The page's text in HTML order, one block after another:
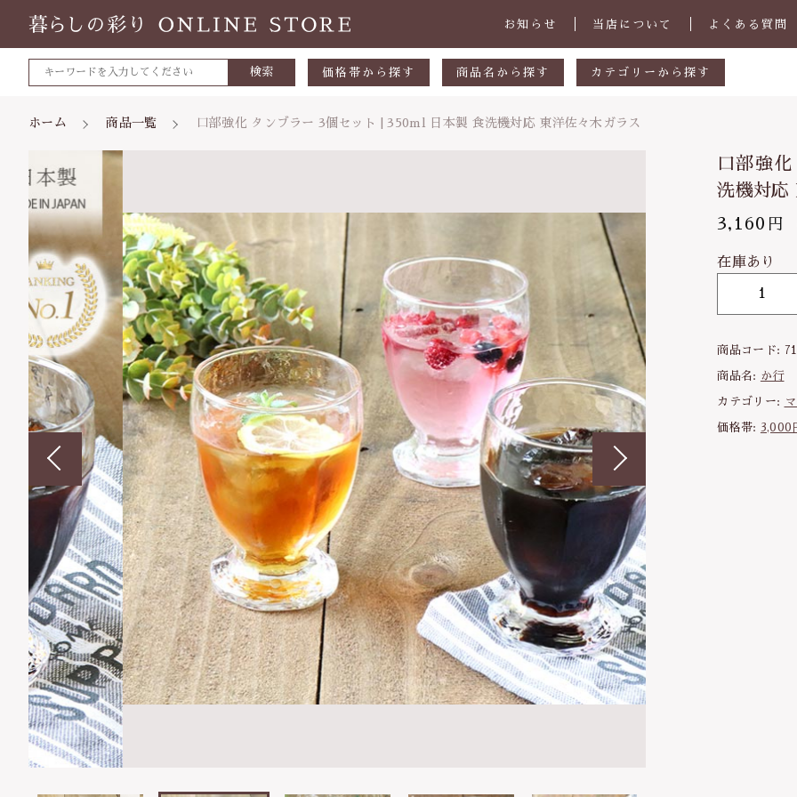
お知らせ 当店について よくある質問
検索 価格帯から探す
～500円
1,000～2,000円
2,000～3,000円
3,000円～
5000円～
8000円～
商品名から探す
あ行
な行
は行
ま行
や行
ら行
わ行
カテゴリーから探す
マグカップ・スープカップ
大皿・盛皿・カレーパスタ皿
ボウル・鉢
茶碗・丼
ランチプレート
急須・ポット・コーヒー関連
カトラリー
子ども食器（すくい易いシリー
調理道具・卓上小物
保存容器・弁当箱
耐熱陶器
インテリア・花瓶
kobanaシリーズ
ぽっぷシリーズ
ホーム 商品一覧 口部強化 タンブラー 3個セット | 350ml 日本製 食洗機対応 東洋佐々木ガラス
口部強
洗機対応
3,160 円
在庫あり
部
化
タ
ン
ブ
商品コード:
商品名: か行
カテゴリー:
価格帯: 3,000
カートに商品を追加しました
口部強化 タンブラー 3個セット | 350ml 日本製 食洗機対応
数量
ショッピングを続ける
親カテゴリ
価格帯
～
その他
並び順